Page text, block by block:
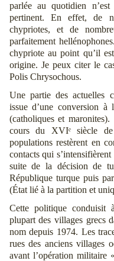
parlée au quotidien
pertinent. En effet, de
chypriotes, et de
parfaitement
chypriote au point qu’il
origine. Je peux citer le
Polis Chrysochous.
Une partie des actuelles
issue d’une conversion à
(catholiques et
cours du XVIᵉ siècle
populations restèrent en
contacts qui
suite de la décision de
République turque puis
(État lié à la partition et
Cette politique conduisit
plupart des villages grecs
nom depuis 1974. Les
rues des anciens villages
avant l’opération militaire